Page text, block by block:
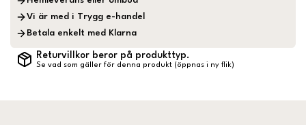
Vi är med i Trygg e-handel
Betala enkelt med Klarna
Returvillkor beror på produkttyp.
Se vad som gäller för denna produkt (öppnas i ny flik)